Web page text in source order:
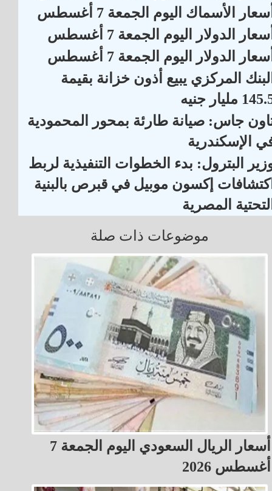
الأسماك اليوم الجمعة 7 أغسطس
الدولار اليوم الجمعة 7 أغسطس
الدولار اليوم الجمعة 7 أغسطس
المركزي يبيع أذون خزانة بقيمة
مليار جنيه
جاس: صيانة طارئة بمحور المحمودية
الإسكندرية
البترول: بدء الخطوات التنفيذية لربط
إكسون موبيل في قبرص بالبنية
المصرية
موضوعات ذات صلة
أسعار الريال السعودي اليوم الجمعة 7
أغسطس 2026